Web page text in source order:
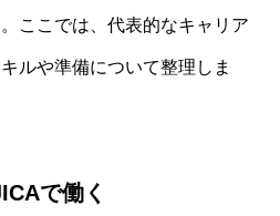
ここでは、代表的なキャリア
ルや準備について整理しま
で働く